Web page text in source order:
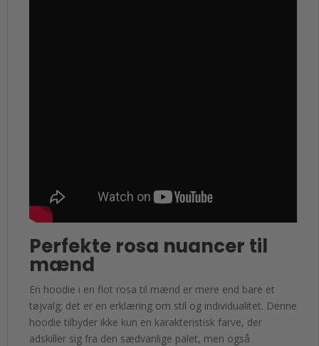
Perfekte rosa nuancer til
mænd
En hoodie i en flot rosa til mænd er mere end bare et
tøjvalg; det er en erklæring om stil og individualitet. Denne
hoodie tilbyder ikke kun en karakteristisk farve, der
adskiller sig fra den sædvanlige palet, men også